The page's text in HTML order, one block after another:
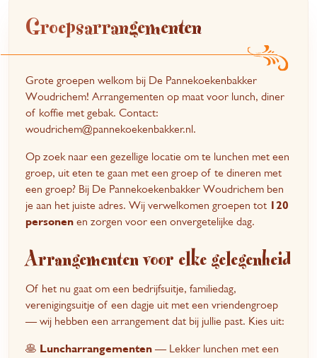
Groepsarrangementen
Grote groepen welkom bij De Pannekoekenbakker
Woudrichem! Arrangementen op maat voor lunch, diner
of koffie met gebak. Contact:
woudrichem@pannekoekenbakker.nl.
Op zoek naar een gezellige locatie om te lunchen met een
groep, uit eten te gaan met een groep of te dineren met
een groep? Bij De Pannekoekenbakker Woudrichem ben
je aan het juiste adres. Wij verwelkomen groepen tot 120
personenen zorgen voor een onvergetelijke dag.
Arrangementen voor elke gelegenheid
Of het nu gaat om een bedrijfsuitje, familiedag,
verenigingsuitje of een dagje uit met een vriendengroep
— wij hebben een arrangement dat bij jullie past. Kies uit:
🥞 Luncharrangementen — Lekker lunchen met een